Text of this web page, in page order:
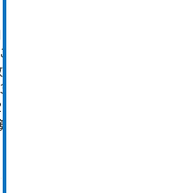
・22・27年数値は、販
ついては、1ha未満を四
と内訳の加算値は必ず
3-5 地域別経営耕地面
年以前の「市内全域」
たものです。